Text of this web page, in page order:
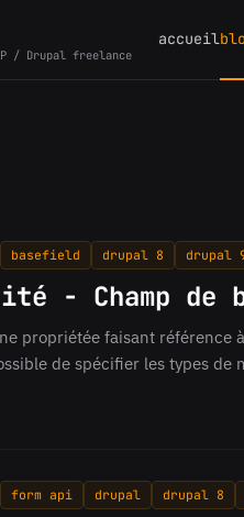
/ Drupal freelance
accueil
basefield drupal 8 drupal
- Champ de
propriétée faisant référence
de spécifier les types de
form api drupal drupal 8